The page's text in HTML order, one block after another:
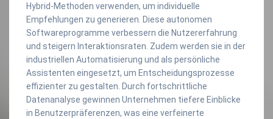
Hybrid-Methoden verwenden, um individuelle
Empfehlungen zu generieren. Diese autonomen
Softwareprogramme verbessern die Nutzererfahrung
und steigern Interaktionsraten. Zudem werden sie in der
industriellen Automatisierung und als persönliche
Assistenten eingesetzt, um Entscheidungsprozesse
effizienter zu gestalten. Durch fortschrittliche
Datenanalyse gewinnen Unternehmen tiefere Einblicke
in Benutzerpräferenzen, was eine verfeinerte